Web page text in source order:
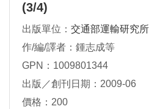
(3/4)
出版單位： 交通部運輸研究所
作/編/譯者：鍾志成等
GPN：1009801344
出版／創刊日期：2009-06
價格：200